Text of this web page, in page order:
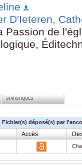
D'Ieteren,
Passion de
STATISTIQUES
Fichier(s) déposé(s) par
Accès